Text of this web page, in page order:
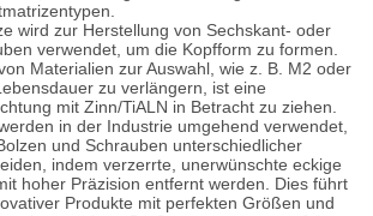
wird zur Herstellung von Sechskant- oder
verwendet, um die Kopfform zu formen.
Materialien zur Auswahl, wie z. B. M2 oder
zu verlängern, ist eine
mit Zinn/TiALN in Betracht zu ziehen.
in der Industrie umgehend verwendet,
und Schrauben unterschiedlicher
indem verzerrte, unerwünschte eckige
hoher Präzision entfernt werden. Dies führt
Produkte mit perfekten Größen und